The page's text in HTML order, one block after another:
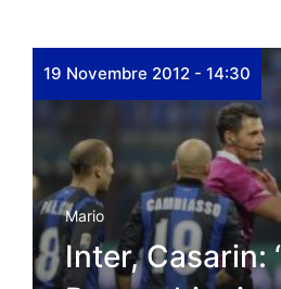
19 Novembre 2012 - 14:30
Mario
Inter, Casarin: